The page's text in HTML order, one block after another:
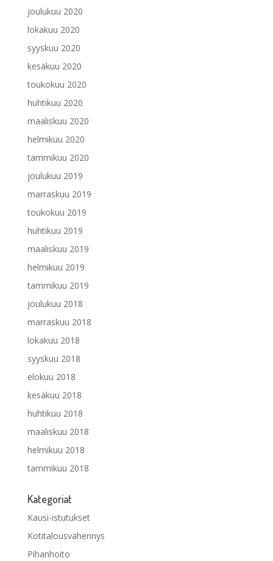
joulukuu 2020
lokakuu 2020
syyskuu 2020
kesäkuu 2020
toukokuu 2020
huhtikuu 2020
maaliskuu 2020
helmikuu 2020
tammikuu 2020
joulukuu 2019
marraskuu 2019
toukokuu 2019
huhtikuu 2019
maaliskuu 2019
helmikuu 2019
tammikuu 2019
joulukuu 2018
marraskuu 2018
lokakuu 2018
syyskuu 2018
elokuu 2018
kesäkuu 2018
huhtikuu 2018
maaliskuu 2018
helmikuu 2018
tammikuu 2018
Kategoriat
Kausi-istutukset
Kotitalousvähennys
Pihanhoito